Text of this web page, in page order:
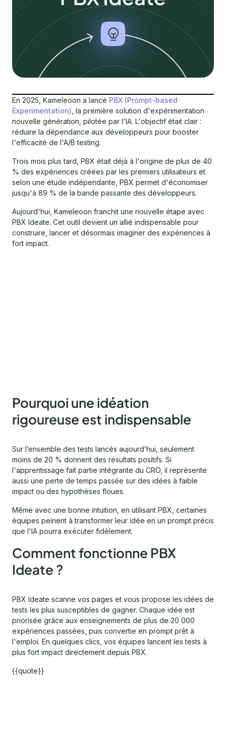
En 2025, Kameleoon a lancé PBX (Prompt-based
Experimentation) , la première solution d'expérimentation
nouvelle génération, pilotée par l'IA. L'objectif était clair :
réduire la dépendance aux développeurs pour booster
l'efficacité de l'A/B testing.
Trois mois plus tard, PBX était déjà à l'origine de plus de 40
% des expériences créées par les premiers utilisateurs et
selon une étude indépendante, PBX permet d'économiser
jusqu'à 89 % de la bande passante des développeurs.
Aujourd'hui, Kameleoon franchit une nouvelle étape avec
PBX Ideate. Cet outil devient un allié indispensable pour
construire, lancer et désormais imaginer des expériences à
fort impact.
Pourquoi une idéation
rigoureuse est indispensable
Sur l’ensemble des tests lancés aujourd’hui, seulement
moins de 20 % donnent des résultats positifs. Si
l'apprentissage fait partie intégrante du CRO, il représente
aussi une perte de temps passée sur des idées à faible
impact ou des hypothèses floues.
Même avec une bonne intuition, en utilisant PBX, certaines
équipes peinent à transformer leur idée en un prompt précis
que l'IA pourra exécuter fidèlement.
Comment fonctionne PBX
Ideate ?
PBX Ideate scanne vos pages et vous propose les idées de
tests les plus susceptibles de gagner. Chaque idée est
priorisée grâce aux enseignements de plus de 20 000
expériences passées, puis convertie en prompt prêt à
l'emploi. En quelques clics, vos équipes lancent les tests à
plus fort impact directement depuis PBX.
{{quote}}